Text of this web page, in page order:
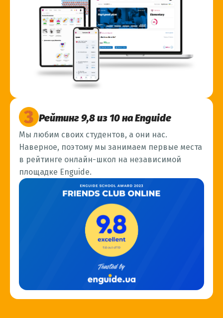
Рейтинг 9,8 из 10 на Enguide
Мы любим своих студентов, а они нас.
Наверное, поэтому мы занимаем первые места
в рейтинге онлайн-школ на независимой
площадке Enguide.